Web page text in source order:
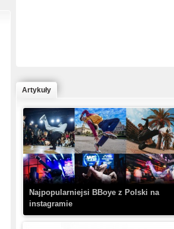
Kaczorex w najnowszym klipie: HRYPA
– Kobieta z walizką
Artykuły
Najpopularniejsi BBoye z Polski na
instagramie